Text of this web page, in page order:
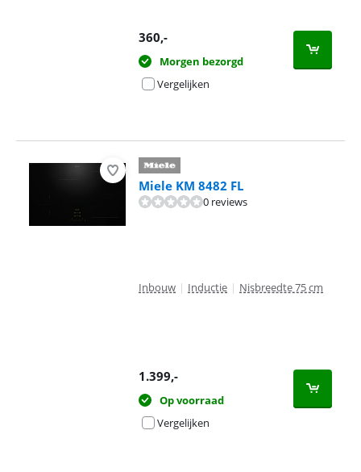
360,-
Morgen bezorgd
Vergelijken
Miele KM 8482 FL
0 reviews
Inbouw | Inductie | Nisbreedte 75 cm
1.399,-
Op voorraad
Vergelijken